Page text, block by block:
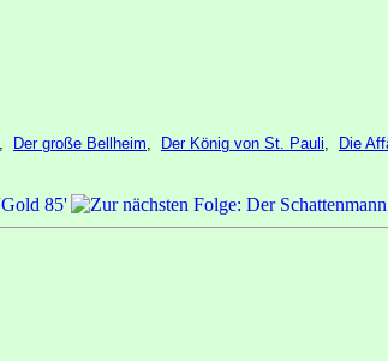
Der große Bellheim Der König von St. Pauli Die